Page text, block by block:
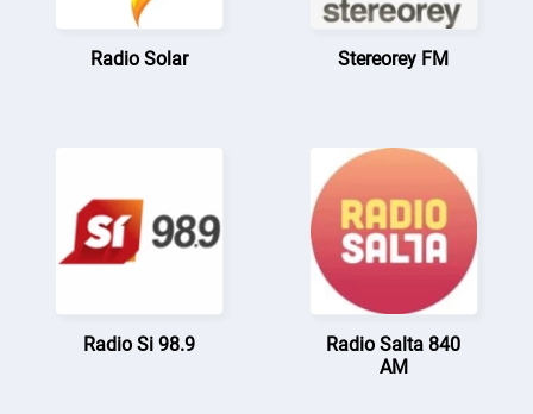
Radio Solar Stereorey FM
Radio Si 98.9
Radio Salta 840
AM